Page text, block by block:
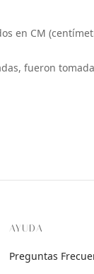
en CM
fueron
AYUDA
Preguntas